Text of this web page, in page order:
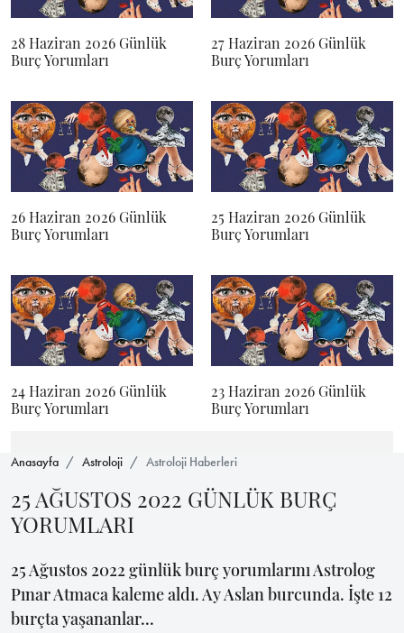
28 Haziran 2026 Günlük
Burç Yorumları
27 Haziran 2026 Günlük
Burç Yorumları
26 Haziran 2026 Günlük
Burç Yorumları
25 Haziran 2026 Günlük
Burç Yorumları
24 Haziran 2026 Günlük
Burç Yorumları
23 Haziran 2026 Günlük
Burç Yorumları
Anasayfa Astroloji Astroloji Haberleri
25 AĞUSTOS 2022 GÜNLÜK BURÇ
YORUMLARI
25 Ağustos 2022 günlük burç yorumlarını Astrolog
Pınar Atmaca kaleme aldı. Ay Aslan burcunda. İşte 12
burçta yaşananlar...